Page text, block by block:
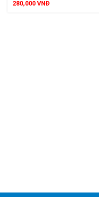
280,000 VNĐ